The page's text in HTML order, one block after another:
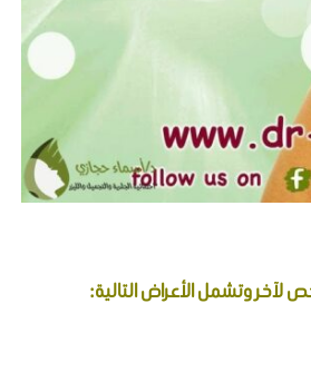
لآخر وتشمل الأعراض التالية: